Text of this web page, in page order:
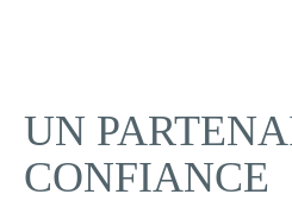
UN
CONFIANCE